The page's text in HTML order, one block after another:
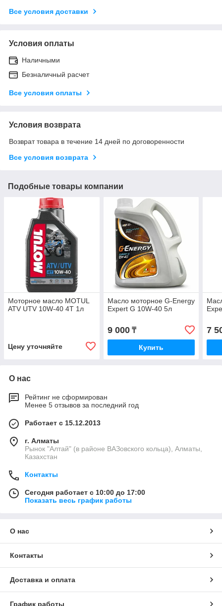
Все условия доставки
Условия оплаты
Наличными
Безналичный расчет
Все условия оплаты
Условия возврата
Возврат товара в течение 14 дней по договоренности
Все условия возврата
Подобные товары компании
Моторное масло MOTUL
ATV UTV 10W-40 4T 1л
Цену уточняйте
Масло моторное G-Energy
Expert G 10W-40 5л
9 000₸
Купить
7
О нас
Рейтинг не сформирован
Менее 5 отзывов за последний год
Работает с 15.12.2013
г. Алматы
Рынок "Алтай" (в районе ВАЗовского кольца), Алматы,
Казахстан
Контакты
Сегодня работает с 10:00 до 17:00
Показать весь график работы
О нас
Контакты
Доставка и оплата
График работы